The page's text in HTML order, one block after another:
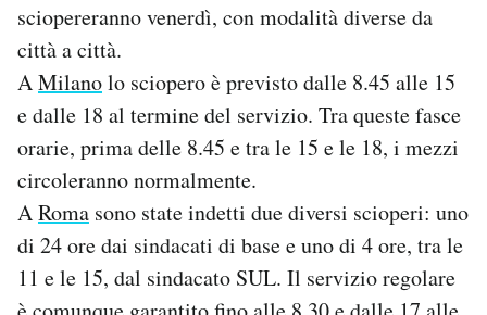
sciopereranno venerdì, con modalità diverse da
città a città.
AMilanolo sciopero è previsto dalle 8.45 alle 15
e dalle 18 al termine del servizio. Tra queste fasce
orarie, prima delle 8.45 e tra le 15 e le 18, i mezzi
circoleranno normalmente.
ARoma sono state indetti due diversi scioperi: uno
di 24 ore dai sindacati di base e uno di 4 ore, tra le
11 e le 15, dal sindacato SUL. Il servizio regolare